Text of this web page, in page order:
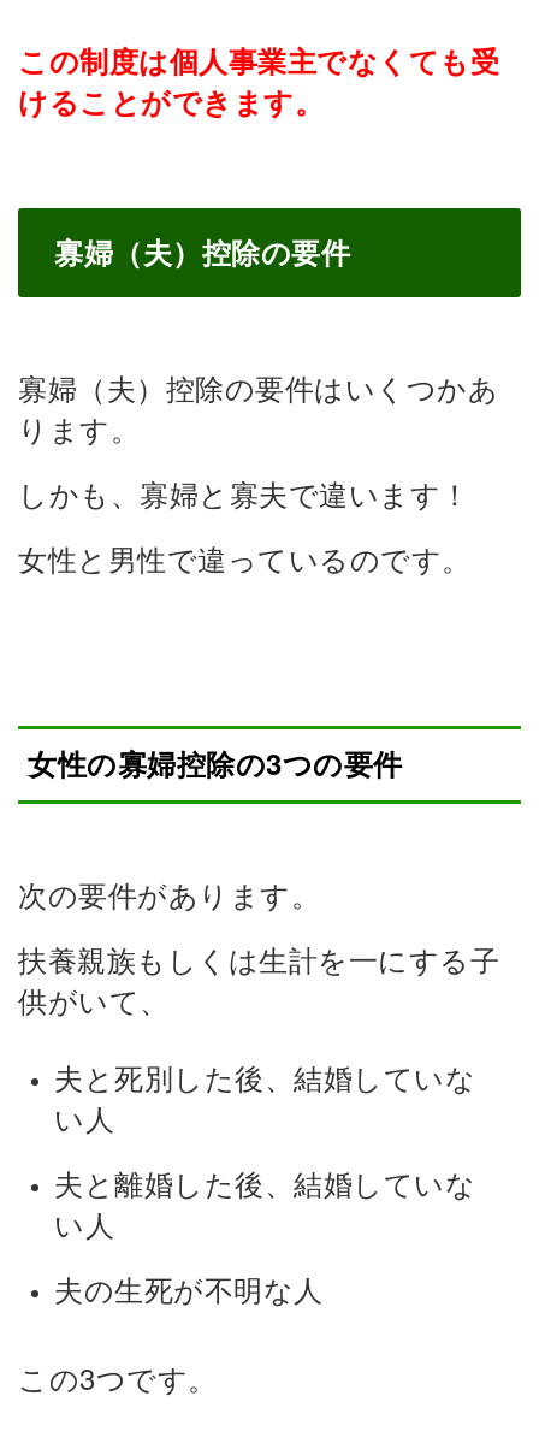
この制度は個人事業主でなくても受
けることができます。
寡婦（夫）控除の要件
寡婦（夫）控除の要件はいくつかあ
ります。
しかも、寡婦と寡夫で違います！
女性と男性で違っているのです。
女性の寡婦控除の3つの要件
次の要件があります。
扶養親族もしくは生計を一にする子
供がいて、
夫と死別した後、結婚していな
い人
夫と離婚した後、結婚していな
い人
夫の生死が不明な人
この3つです。